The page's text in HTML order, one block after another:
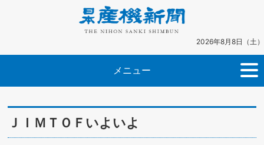
2026年8月8日（土）
メニュー
ＪＩＭＴＯＦいよいよ